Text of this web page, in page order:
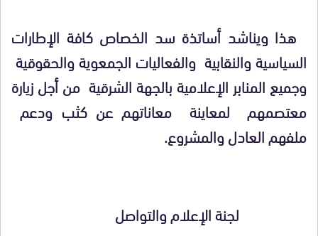
هذا ويناشد أساتذة سد الخصاص كافة الإطارات
السياسية والنقابية والفعاليات الجمعوية والحقوقية
وجميع المنابر الإعلامية بالجهة الشرقية من أجل زيارة
معتصمهم لمعاينة معاناتهم عن كثب ودعم
ملفهم العادل والمشروع.
لجنة الإعلام والتواصل